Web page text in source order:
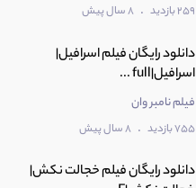
259 بازدید . 8 سال پیش
دانلود رایگان فیلم اسرافیل|
اسرافیل|full ...
فیلم نامبر وان
755 بازدید . 8 سال پیش
دانلود رایگان فیلم خجالت نکش|